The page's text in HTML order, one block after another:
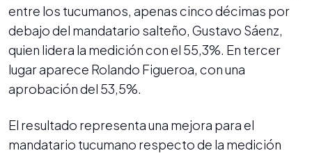
entre los tucumanos, apenas cinco décimas por
debajo del mandatario salteño, Gustavo Sáenz,
quien lidera la medición con el 55,3%. En tercer
lugar aparece Rolando Figueroa, con una
aprobación del 53,5%.
El resultado representa una mejora para el
mandatario tucumano respecto de la medición